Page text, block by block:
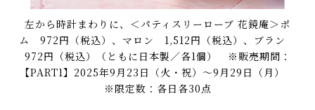
左から時計まわりに、＜パティスリーローブ 花鏡庵＞ポ
ム 972円（税込）、マロン 1,512円（税込）、ブラン
972円（税込）（ともに日本製／各1個） ※販売期間：
【PART1】2025年9月23日（火・祝）〜9月29日（月）
※限定数：各日各30点